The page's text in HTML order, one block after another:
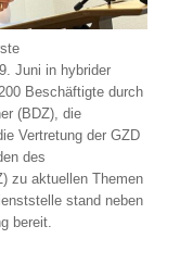
Juni in hybrider
Beschäftigte durch
(BDZ), die
Vertretung der GZD
des
zu aktuellen Themen
stand neben
bereit.